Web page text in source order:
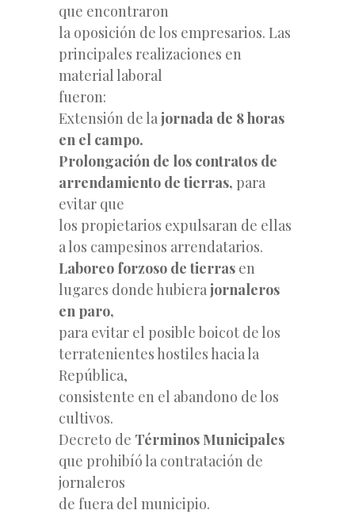
que encontraron
la oposición de los empresarios. Las
principales realizaciones en
material laboral
fueron:
Extensión de lajornada de 8 horas
en el campo.
Prolongación de los contratos de
arrendamiento de tierras, para
evitar que
los propietarios expulsaran de ellas
a los campesinos arrendatarios.
Laboreo forzoso de tierras en
lugares donde hubierajornaleros
en paro,
para evitar el posible boicot de los
terratenientes hostiles hacia la
República,
consistente en el abandono de los
cultivos.
Decreto de Términos Municipales
que prohibíó la contratación de
jornaleros
de fuera del municipio.